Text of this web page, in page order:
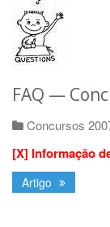
FAQ —
Concursos
[X] Informação
Artigo